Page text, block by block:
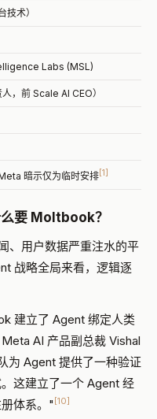
术）
Labs (MSL)
，前 Scale AI CEO）
暗示仅为临时安排[1]
要 Moltbook？
、用户数据严重注水的平
战略全局来看，逻辑逐
建立了 Agent 绑定人类
AI 产品副总裁 Vishal
为 Agent 提供了一种验证
这建立了一个 Agent 经
体系。" [10]